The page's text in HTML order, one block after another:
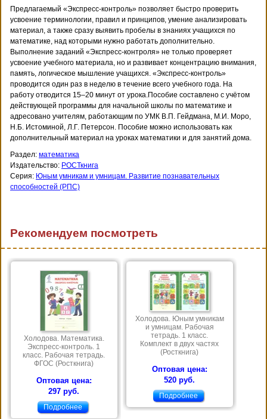
Предлагаемый «Экспресс-контроль» позволяет быстро проверить
усвоение терминологии, правил и принципов, умение анализировать
материал, а также сразу выявить пробелы в знаниях учащихся по
математике, над которыми нужно работать дополнительно.
Выполнение заданий «Экспресс-контроля» не только проверяет
усвоение учебного материала, но и развивает концентрацию внимания,
память, логическое мышление учащихся. «Экспресс-контроль»
проводится один раз в неделю в течение всего учебного года. На
работу отводится 15–20 минут от урока.Пособие составлено с учётом
действующей программы для начальной школы по математике и
адресовано учителям, работающим по УМК В.П. Гейдмана, М.И. Моро,
Н.Б. Истоминой, Л.Г. Петерсон. Пособие можно использовать как
дополнительный материал на уроках математики и для занятий дома.
Раздел: математика
Издательство: РОСТкнига
Серия: Юным умникам и умницам. Развитие познавательных
способностей (РПС)
Рекомендуем посмотреть
Холодова. Математика.
Экспресс-контроль. 1
класс. Рабочая тетрадь.
ФГОС (Росткнига)
Оптовая цена:
297 руб.
Подробнее
Холодова. Юным умникам
и умницам. Рабочая
тетрадь. 1 класс.
Комплект в двух частях
(Росткнига)
Оптовая цена:
520 руб.
Подробнее